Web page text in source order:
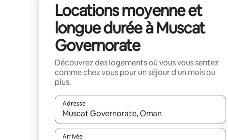
Locations moyenne et
longue durée à Muscat
Governorate
Découvrez des logements où vous vous sentez
comme chez vous pour un séjour d'un mois ou
plus.
Adresse
Lorsque les résultats s'affichent, utilisez les flèches
Arrivée